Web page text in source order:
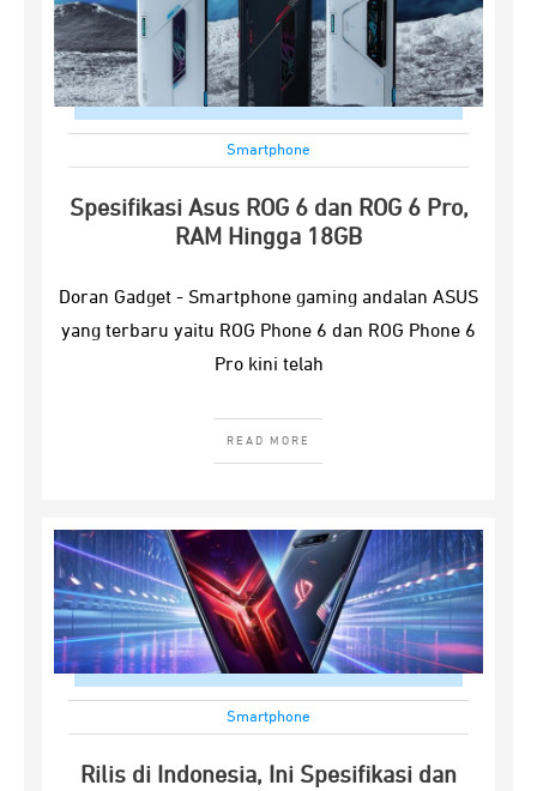
Smartphone
Spesifikasi Asus ROG 6 dan ROG 6 Pro,
RAM Hingga 18GB
Doran Gadget - Smartphone gaming andalan ASUS
yang terbaru yaitu ROG Phone 6 dan ROG Phone 6
Pro kini telah
READ MORE
Smartphone
Rilis di Indonesia, Ini Spesifikasi dan